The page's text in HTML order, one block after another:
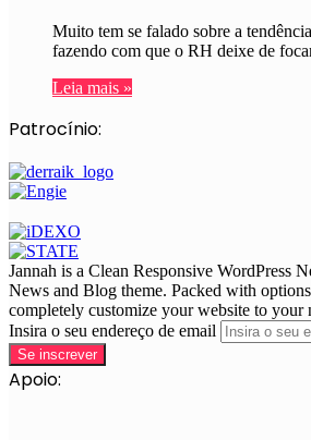
Muito tem se falado sobre a
fazendo com que o RH deixe de
Leia mais »
Patrocínio:
Jannah is a Clean Responsive WordPress
News and Blog theme. Packed with
completely customize your website to your
Insira o seu endereço de email
Apoio: